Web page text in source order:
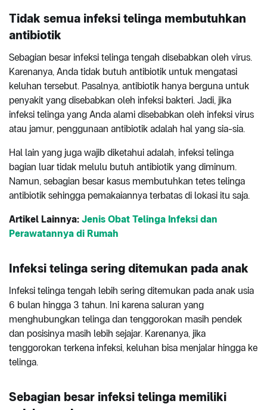
Tidak semua infeksi telinga membutuhkan
antibiotik
Sebagian besar infeksi telinga tengah disebabkan oleh virus.
Karenanya, Anda tidak butuh antibiotik untuk mengatasi
keluhan tersebut. Pasalnya, antibiotik hanya berguna untuk
penyakit yang disebabkan oleh infeksi bakteri. Jadi, jika
infeksi telinga yang Anda alami disebabkan oleh infeksi virus
atau jamur, penggunaan antibiotik adalah hal yang sia-sia.
Hal lain yang juga wajib diketahui adalah, infeksi telinga
bagian luar tidak melulu butuh antibiotik yang diminum.
Namun, sebagian besar kasus membutuhkan tetes telinga
antibiotik sehingga pemakaiannya terbatas di lokasi itu saja.
Artikel Lainnya: Jenis Obat Telinga Infeksi dan
Perawatannya di Rumah
Infeksi telinga sering ditemukan pada anak
Infeksi telinga tengah lebih sering ditemukan pada anak usia
6 bulan hingga 3 tahun. Ini karena saluran yang
menghubungkan telinga dan tenggorokan masih pendek
dan posisinya masih lebih sejajar. Karenanya, jika
tenggorokan terkena infeksi, keluhan bisa menjalar hingga ke
telinga.
Sebagian besar infeksi telinga memiliki